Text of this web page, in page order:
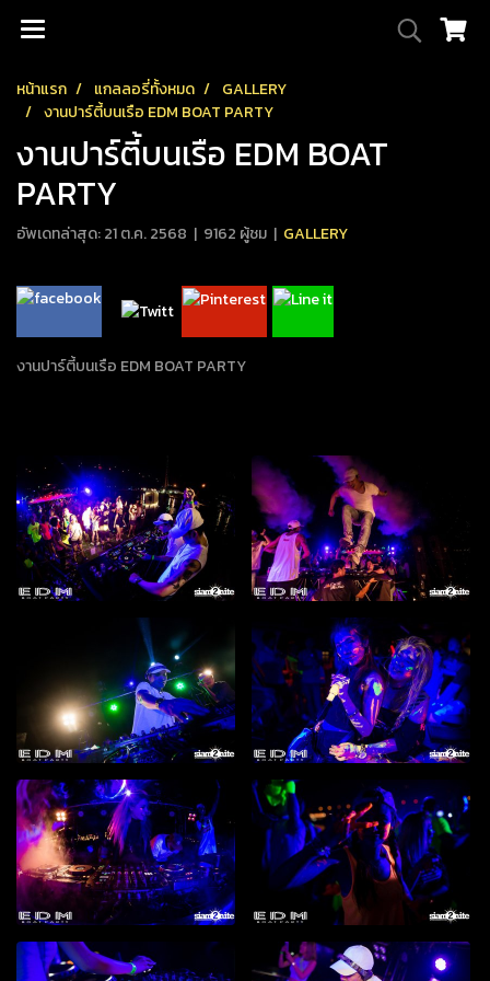
หน้าแรก แกลลอรี่ทั้งหมด
GALLERY
งานปาร์ตี้บนเรือ EDM BOAT PARTY
งานปาร์ตี้บนเรือ EDM BOAT
PARTY
อัพเดทล่าสุด: 21 ต.ค. 2568 | 9162 ผู้ชม | GALLERY
งานปาร์ตี้บนเรือ EDM BOAT PARTY